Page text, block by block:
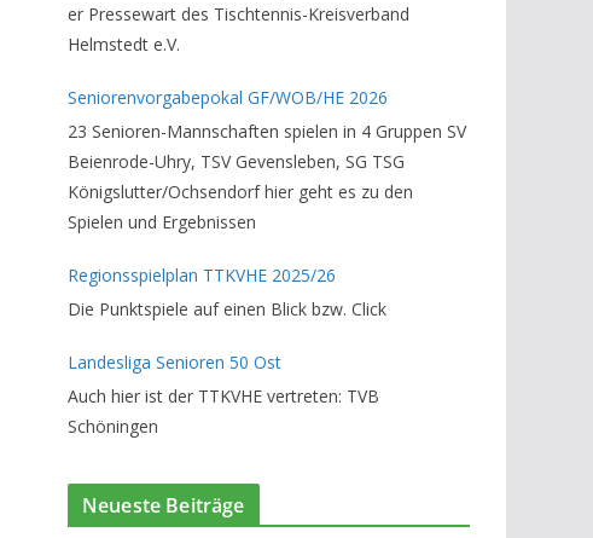
Staffelleiter. Zuletzt war er Vorsitzender des
Rechtsausschusses im Kreisverband. Im stillen
er Pressewart des Tischtennis-Kreisverband
Helmstedt e.V.
Seniorenvorgabepokal GF/WOB/HE 2026
23 Senioren-Mannschaften spielen in 4 Gruppen SV
Beienrode-Uhry, TSV Gevensleben, SG TSG
Königslutter/Ochsendorf hier geht es zu den
Spielen und Ergebnissen
Regionsspielplan TTKVHE 2025/26
Die Punktspiele auf einen Blick bzw. Click
Landesliga Senioren 50 Ost
Auch hier ist der TTKVHE vertreten: TVB
Schöningen
Neueste Beiträge